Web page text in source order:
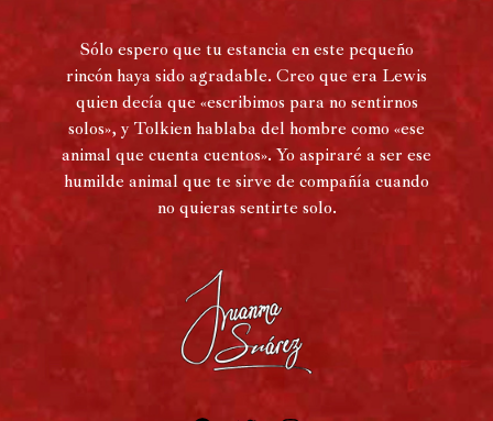
Sólo espero que tu estancia en este pequeño
rincón haya sido agradable. Creo que era Lewis
quien decía que «escribimos para no sentirnos
solos», y Tolkien hablaba del hombre como «ese
animal que cuenta cuentos». Yo aspiraré a ser ese
humilde animal que te sirve de compañía cuando
no quieras sentirte solo.